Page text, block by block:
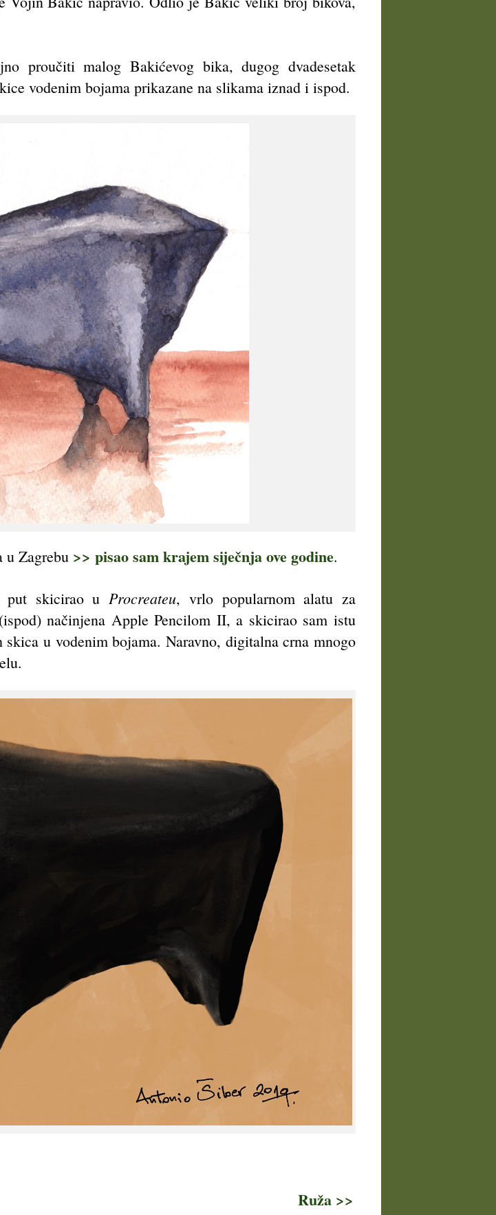
proučiti malog Bakićevog bika, dugog dvadesetak
vodenim bojama prikazane na slikama iznad i ispod.
Zagrebu >> pisao sam krajem siječnja ove godine.
put skicirao u Procreateu, vrlo popularnom alatu za
načinjena Apple Pencilom II, a skicirao sam istu
u vodenim bojama. Naravno, digitalna crna mnogo
Ruža >>